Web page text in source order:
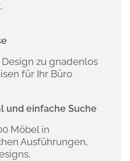
zu gnadenlos
für Ihr Büro
und einfache Suche
Möbel in
Ausführungen,